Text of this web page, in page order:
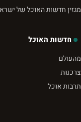
מגזין חדשות האוכל של
חדשות האוכל
מהעולם
צרכנות
תרבות אוכל